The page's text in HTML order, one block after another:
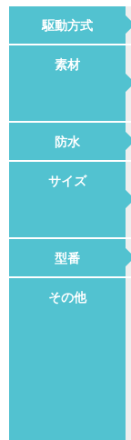
駆動方式
素材
防水
サイズ
型番
その他